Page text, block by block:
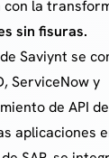
la
sin fisuras.
Saviynt se
ServiceNow y
de API
aplicaciones